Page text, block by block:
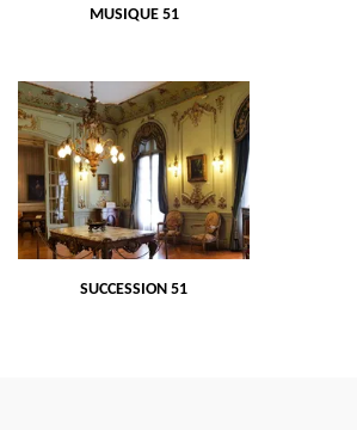
MUSIQUE 51
SUCCESSION 51